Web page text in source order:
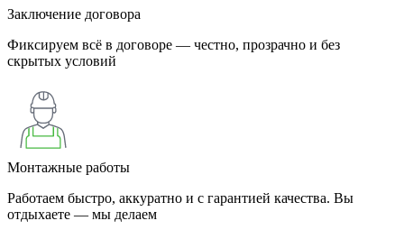
Заключение договора
Фиксируем всё в договоре — честно, прозрачно и без
скрытых условий
Монтажные работы
Работаем быстро, аккуратно и с гарантией качества. Вы
отдыхаете — мы делаем